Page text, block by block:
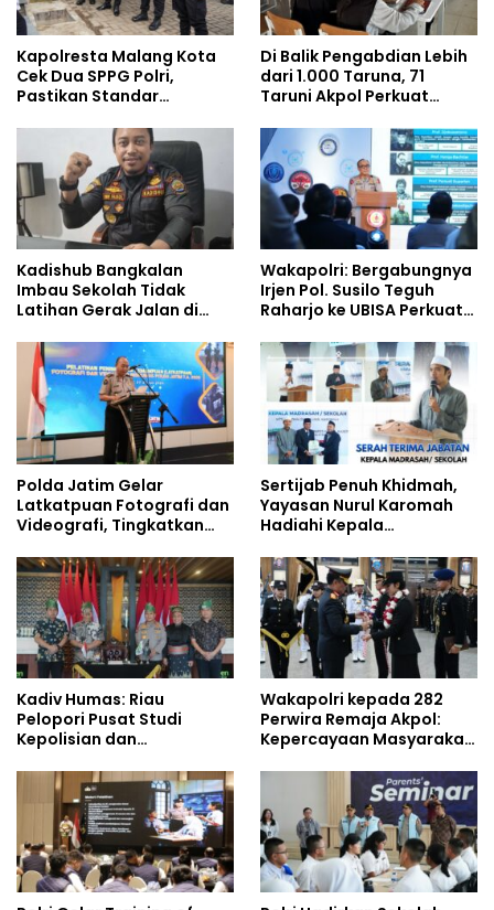
Kapolresta Malang Kota
Cek Dua SPPG Polri,
Pastikan Standar
Pengelolaan Limbah
Berjalan Optimal
Di Balik Pengabdian Lebih
dari 1.000 Taruna, 71
Taruni Akpol Perkuat
Siswa Sekolah Rakyat
Kadishub Bangkalan
Imbau Sekolah Tidak
Latihan Gerak Jalan di
Wakapolri: Bergabungnya
Irjen Pol. Susilo Teguh
Raharjo ke UBISA Perkuat
Studi Kepolisian
Polda Jatim Gelar
Latkatpuan Fotografi dan
Videografi, Tingkatkan
Era Digital
Sertijab Penuh Khidmah,
Yayasan Nurul Karomah
Hadiahi Kepala
Umrah
Kadiv Humas: Riau
Pelopori Pusat Studi
Kepolisian dan
Policing Masuki Babak
Wakapolri kepada 282
Perwira Remaja Akpol:
Kepercayaan Masyarakat